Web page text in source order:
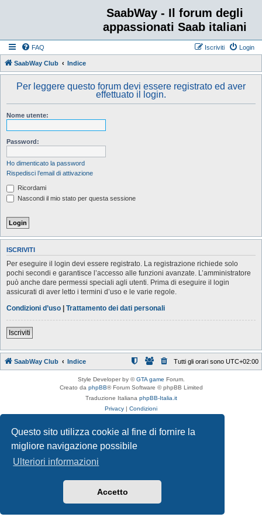
Questo sito utilizza cookie al fine di fornire la
migliore navigazione possibile
Ulteriori informazioni
Accetto
SaabWay - Il forum degli
appassionati Saab italiani
FAQ Login
Iscriviti
SaabWay Club Indice
Per leggere questo forum devi essere registrato ed aver
effettuato il login.
Nome utente:
Password:
Ho dimenticato la password
Rispedisci l’email di attivazione
Ricordami
Nascondi il mio stato per questa sessione
ISCRIVITI
Per eseguire il login devi essere registrato. La registrazione richiede solo
pochi secondi e garantisce l’accesso alle funzioni avanzate. L’amministratore
può anche dare permessi speciali agli utenti. Prima di eseguire il login
assicurati di aver letto i termini d’uso e le varie regole.
Condizioni d’uso | Trattamento dei dati personali
Iscriviti
SaabWay Club Indice Tutti gli orari sono UTC+02:00
Style Developer by ©GTA game Forum.
Creato da phpBB® Forum Software © phpBB Limited
Traduzione Italiana phpBB-Italia.it
Privacy | Condizioni